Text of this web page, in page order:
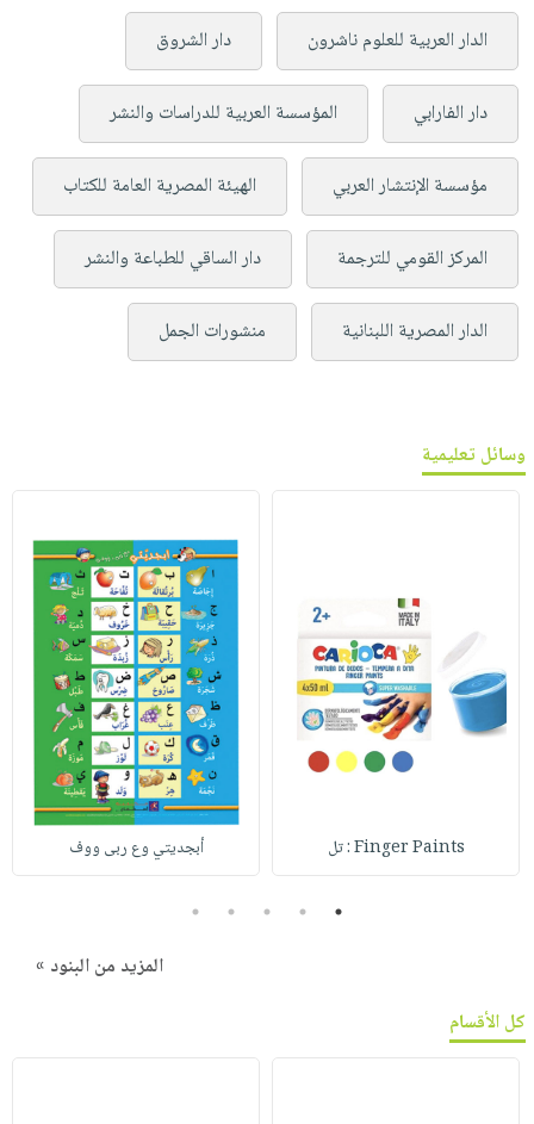
الدار العربية للعلوم ناشرون دار الشروق
دار الفارابي المؤسسة العربية للدراسات والنشر
مؤسسة الإنتشار العربي الهيئة المصرية العامة للكتاب
المركز القومي للترجمة دار الساقي للطباعة والنشر
الدار المصرية اللبنانية منشورات الجمل
وسائل تعليمية
Finger Paints : تل أبجديتي وع ربى ووف
1
2
3
4
5
المزيد من البنود »
كل الأقسام